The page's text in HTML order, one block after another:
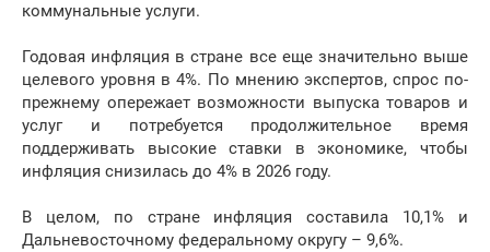
коммунальные услуги.
Годовая инфляция в стране все еще значительно выше
целевого уровня в 4%. По мнению экспертов, спрос по-
прежнему опережает возможности выпуска товаров и
услуг и потребуется продолжительное время
поддерживать высокие ставки в экономике, чтобы
инфляция снизилась до 4% в 2026 году.
В целом, по стране инфляция составила 10,1% и
Дальневосточному федеральному округу – 9,6%.